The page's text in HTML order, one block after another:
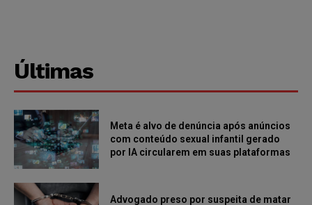
Últimas
Meta é alvo de denúncia após anúncios
com conteúdo sexual infantil gerado
por IA circularem em suas plataformas
Advogado preso por suspeita de matar